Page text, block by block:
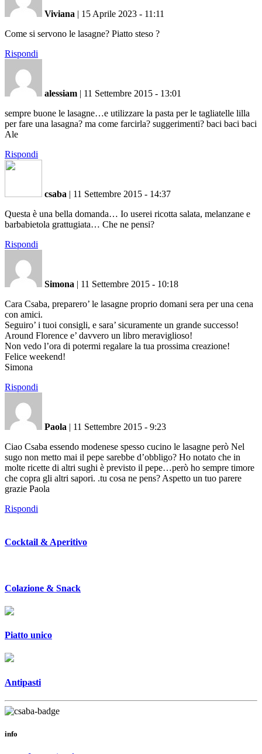
Viviana | 15 Aprile 2023 - 11:11
Come si servono le lasagne? Piatto steso ?
Rispondi
alessiam | 11 Settembre 2015 - 13:01
sempre buone le lasagne…e utilizzare la pasta per le tagliatelle lilla
per fare una lasagna? ma come farcirla? suggerimenti? baci baci baci
Ale
Rispondi
csaba | 11 Settembre 2015 - 14:37
Questa è una bella domanda… Io userei ricotta salata, melanzane e
barbabietola grattugiata… Che ne pensi?
Rispondi
Simona | 11 Settembre 2015 - 10:18
Cara Csaba, preparero’ le lasagne proprio domani sera per una cena
con amici.
Seguiro’ i tuoi consigli, e sara’ sicuramente un grande successo!
Around Florence e’ davvero un libro meraviglioso!
Non vedo l’ora di potermi regalare la tua prossima creazione!
Felice weekend!
Simona
Rispondi
Paola | 11 Settembre 2015 - 9:23
Ciao Csaba essendo modenese spesso cucino le lasagne però Nel
sugo non metto mai il pepe sarebbe d’obbligo? Ho notato che in
molte ricette di altri sughi è previsto il pepe…però ho sempre timore
che copra gli altri sapori. .tu cosa ne pens? Aspetto un tuo parere
grazie Paola
Rispondi
Cocktail & Aperitivo
Colazione & Snack
Piatto unico
Antipasti
info